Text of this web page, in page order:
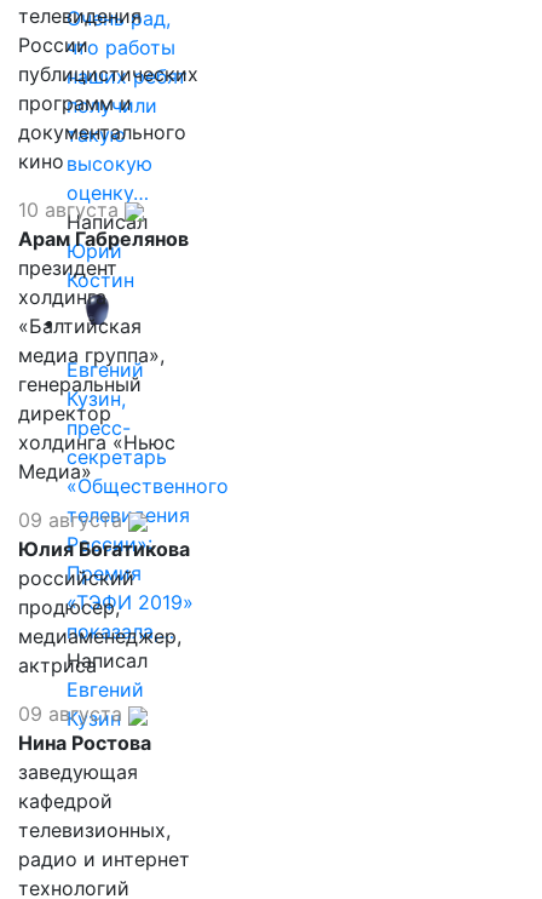
Очень рад,
что работы
наших ребят
получили
такую
высокую
оценку…
Написал
Юрий
Костин
Евгений
Кузин,
пресс-
секретарь
«Общественного
телевидения
России»:
Премия
«ТЭФИ 2019»
показала,…
Написал
Евгений
Кузин
телевидения
России
публицистических
программ и
документального
кино
10 августа
Арам Габрелянов
президент
холдинга
«Балтийская
медиа группа»,
генеральный
директор
холдинга «Ньюс
Медиа»
09 августа
Юлия Богатикова
российский
продюсер,
медиаменеджер,
актриса
09 августа
Нина Ростова
заведующая
кафедрой
телевизионных,
радио и интернет
технологий